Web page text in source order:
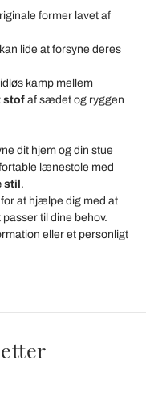
former lavet af
lide at forsyne deres
kamp mellem
stofaf sædet og ryggen
dit hjem og din stue
lænestole med
stil .
at hjælpe dig med at
til dine behov.
eller et personligt